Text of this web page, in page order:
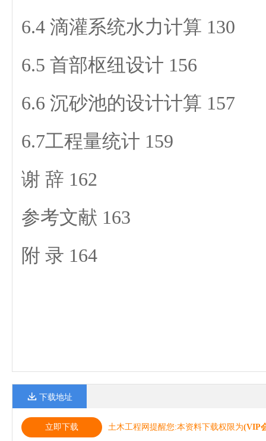
6.4 滴灌系统水力计算 130
6.5 首部枢纽设计 156
6.6 沉砂池的设计计算 157
6.7工程量统计 159
谢 辞 162
参考文献 163
附 录 164
下载地址
立即下载 土木工程网提醒您:本资料下载权限为(VIP